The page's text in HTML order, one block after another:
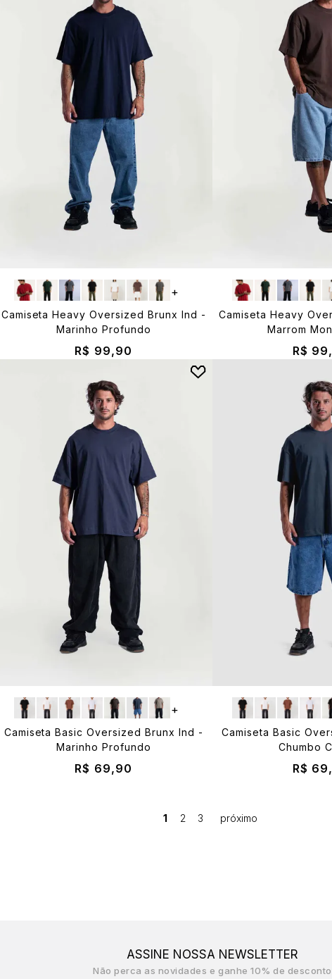
Camiseta Heavy Oversized Brunx Ind -
Marinho Profundo
R$ 99,90
+
Camiseta Heavy
Marrom
R$
Camiseta Basic Oversized Brunx Ind -
Marinho Profundo
R$ 69,90
+
Camiseta Basic
Chumbo
R$
1 2 3
ASSINE NOSSA NEWSLETTER
Não perca as novidades e ganhe 10% de desconto